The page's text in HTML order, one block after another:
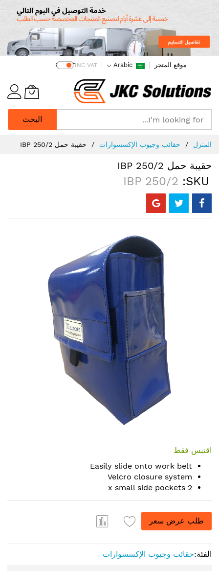
موقع المتجر Arabic
INC VAT
EX VAT
البحث
Skip
Content
المنزل حقائب وجيوب الإكسسوارات حقيبة حمل IBP 250/2
حقيبة حمل IBP 250/2
SKU
IBP 250/2
to
beginning
the
images
gallery
اقتبس فقط
Easily slide onto work belt
Velcro closure system
2 x small side pockets
طلب عرض سعر
الفئة:حقائب وجيوب الإكسسوارات